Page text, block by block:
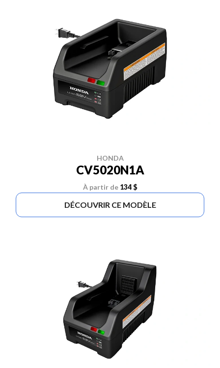
HONDA
CV5020N1A
À partir de 134 $
DÉCOUVRIR CE MODÈLE